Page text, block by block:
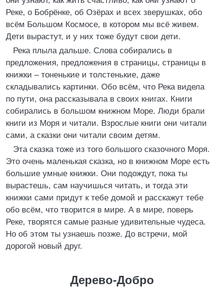
Реке, о Бобрёнке, об Озёрах и всех зверушках, обо
всём Большом Космосе, в котором мы всё живем.
Дети вырастут, и у них тоже будут свои дети.
Река плыла дальше. Слова собирались в
предложения, предложения в страницы, страницы в
книжки – тоненькие и толстенькие, даже
складывались картинки. Обо всём, что Река видела
по пути, она рассказывала в своих книгах. Книги
собирались в большом книжном Море. Люди брали
книги из Моря и читали. Взрослые книги они читали
сами, а сказки они читали своим детям.
Эта сказка тоже из того большого сказочного Моря.
Это очень маленькая сказка, но в книжном Море есть
большие умные книжки. Они подождут, пока ты
вырастешь, сам научишься читать, и тогда эти
книжки сами придут к тебе домой и расскажут тебе
обо всём, что творится в мире. А в мире, поверь
Реке, творятся самые разные удивительные чудеса.
Но об этом ты узнаешь позже. До встречи, мой
дорогой новый друг.
Дерево-Добро